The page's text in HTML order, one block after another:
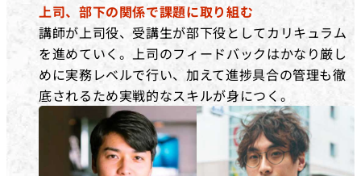
上司、部下の関係で課題に取り組む
講師が上司役、受講生が部下役としてカリキュラム
を進めていく。上司のフィードバックはかなり厳し
めに実務レベルで行い、加えて進捗具合の管理も徹
底されるため実戦的なスキルが身につく。